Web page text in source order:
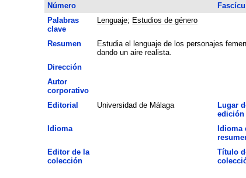
Número
Palabras
clave
Lenguaje; Estudios de género
Resumen
Estudia el lenguaje de los personajes
dando un aire realista.
Dirección
Autor
corporativo
Editorial Universidad de Málaga
Lugar
edición
Idioma
Idioma
Editor de la
colección
Título